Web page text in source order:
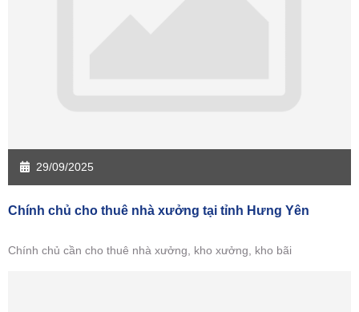
29/09/2025
Chính chủ cho thuê nhà xưởng tại tỉnh Hưng Yên
Chính chủ cần cho thuê nhà xưởng, kho xưởng, kho bãi